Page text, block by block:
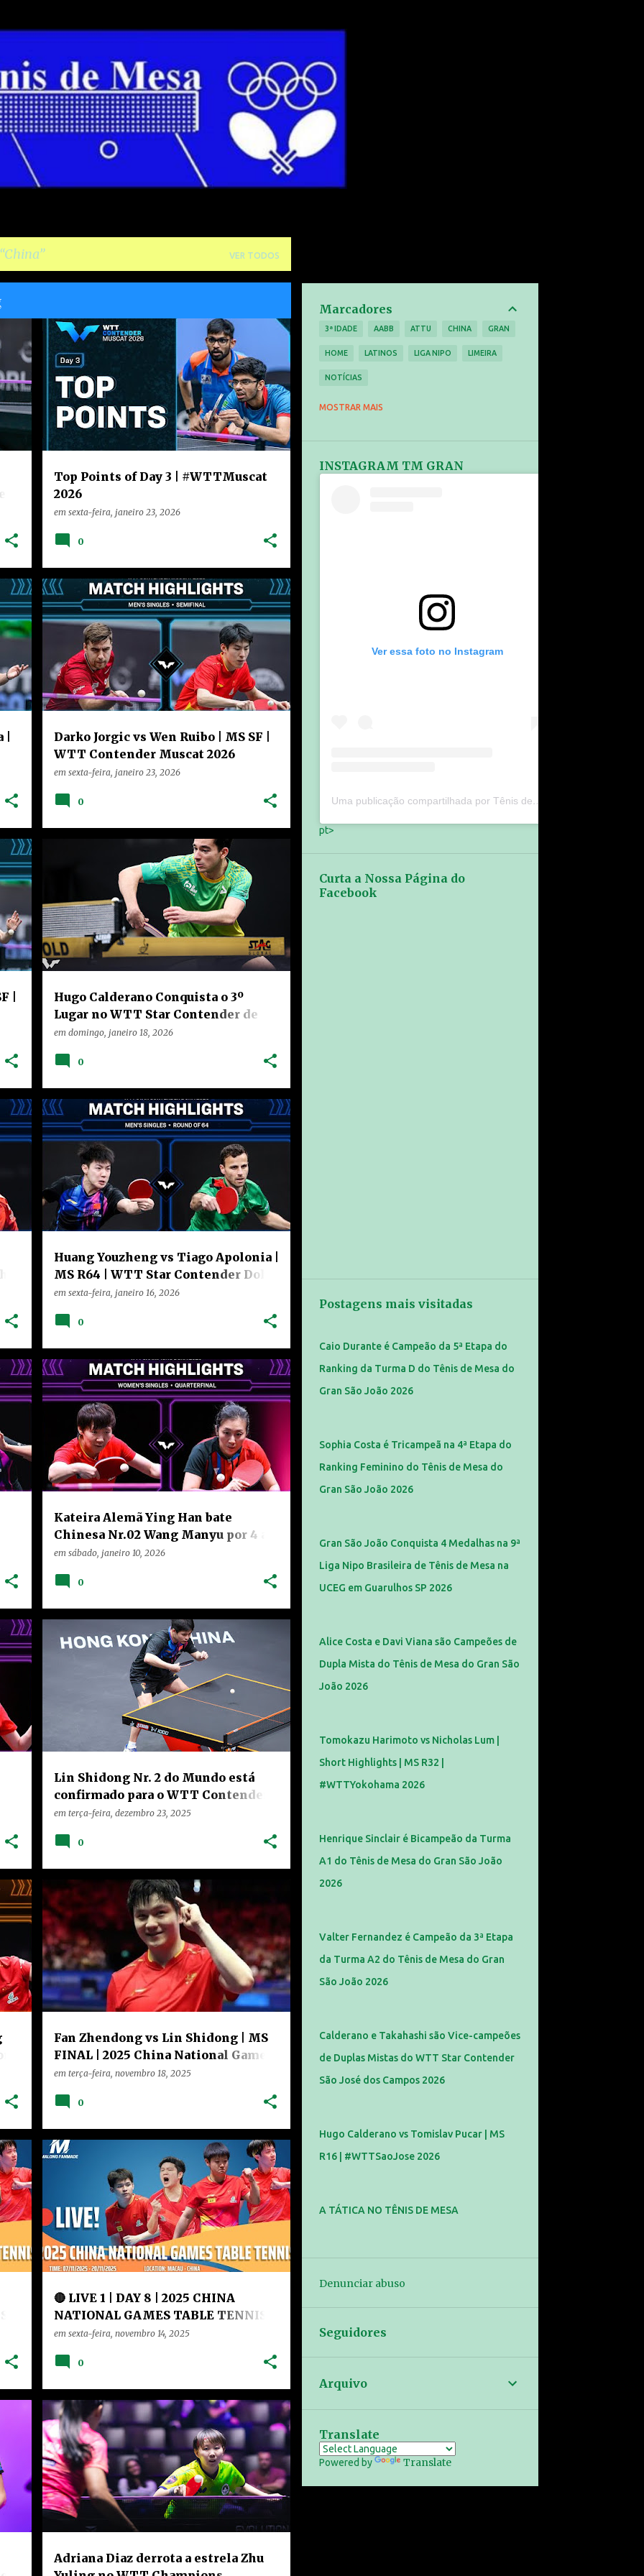
China VER TODOS
Top Points of Day 3 | #WTTMuscat
2026
em sexta-feira, janeiro 23, 2026
CHINA HOME NOTÍCIAS RANKING
VÍDEOS
0
+
Darko Jorgic vs Wen Ruibo | MS SF |
WTT Contender Muscat 2026
em sexta-feira, janeiro 23, 2026
CHINA HOME NOTÍCIAS RANKING +
VÍDEOS
0
|
+
Hugo Calderano Conquista o 3º
Lugar no WTT Star Contender de
Tênis de Mesa de Doha 2026
em domingo, janeiro 18, 2026
NOTÍCIAS RANKING
0
Huang Youzheng vs Tiago Apolonia |
MS R64 | WTT Star Contender Doha
2026
em sexta-feira, janeiro 16, 2026
CHINA HOME VÍDEOS
0
+
Kateira Alemã Ying Han bate
Chinesa Nr.02 Wang Manyu por 4 a 3
e Avança para a Semifinal do WTT
em sábado, janeiro 10, 2026
CHINA HOME NOTÍCIAS RANKING +
VÍDEOS
0
+
Lin Shidong Nr. 2 do Mundo está
confirmado para o WTT Contender
Muscat 2026
em terça-feira, dezembro 23, 2025
CHINA HOME NOTÍCIAS RANKING
0
+
Fan Zhendong vs Lin Shidong | MS
FINAL | 2025 China National Games
Table Tennis
em terça-feira, novembro 18, 2025
CHINA HOME NOTÍCIAS VÍDEOS
0
|
🔴 LIVE 1 | DAY 8 | 2025 CHINA
NATIONAL GAMES TABLE TENNIS |
SS2
em sexta-feira, novembro 14, 2025
VÍDEOS
0
Adriana Diaz derrota a estrela Zhu
CHINA HOME NOTÍCIAS RANKING +
VÍDEOS
Marcadores
3ª IDADE AABB ATTU CHINA GRAN
HOME LATINOS LIGA NIPO LIMEIRA
NOTÍCIAS
TÊNIS DE MESA TREINAMENTO VÍDEOS
MOSTRAR MAIS
INSTAGRAM TM GRAN
Ver essa foto no Instagram
Uma publicação compartilhada por Tênis de Mesa Gran São João (@tenisdemesagransaojoao)
pt>
Curta a Nossa Página do
Facebook
Postagens mais visitadas
Caio Durante é Campeão da 5ª Etapa do
Ranking da Turma D do Tênis de Mesa do
Gran São João 2026
Sophia Costa é Tricampeã na 4ª Etapa do
Ranking Feminino do Tênis de Mesa do
Gran São João 2026
Gran São João Conquista 4 Medalhas na 9ª
Liga Nipo Brasileira de Tênis de Mesa na
UCEG em Guarulhos SP 2026
Alice Costa e Davi Viana são Campeões de
Dupla Mista do Tênis de Mesa do Gran São
João 2026
Tomokazu Harimoto vs Nicholas Lum |
Short Highlights | MS R32 |
#WTTYokohama 2026
Henrique Sinclair é Bicampeão da Turma
A1 do Tênis de Mesa do Gran São João
2026
Valter Fernandez é Campeão da 3ª Etapa
da Turma A2 do Tênis de Mesa do Gran
São João 2026
Calderano e Takahashi são Vice-campeões
de Duplas Mistas do WTT Star Contender
São José dos Campos 2026
Hugo Calderano vs Tomislav Pucar | MS
R16 | #WTTSaoJose 2026
A TÁTICA NO TÊNIS DE MESA
Denunciar abuso
Seguidores
Arquivo
Translate
Powered by Translate